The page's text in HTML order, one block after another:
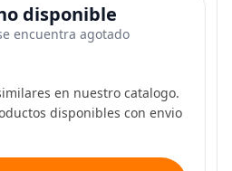
disponible
encuentra agotado
en nuestro catalogo.
disponibles con envio